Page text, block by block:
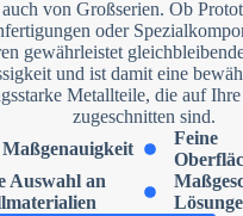
auch von Großserien. Ob
oder
gewährleistet
und ist damit eine
Metallteile, die auf
zugeschnitten sind.
Feine
Auswahl an